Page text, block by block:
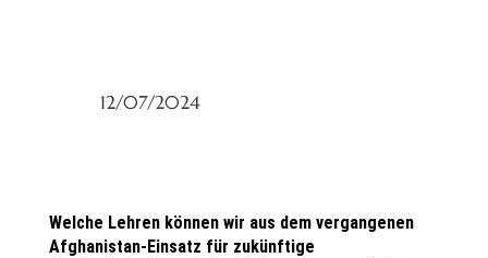
12/07/2024
Welche Lehren können wir aus dem vergangenen
Afghanistan-Einsatz für zukünftige